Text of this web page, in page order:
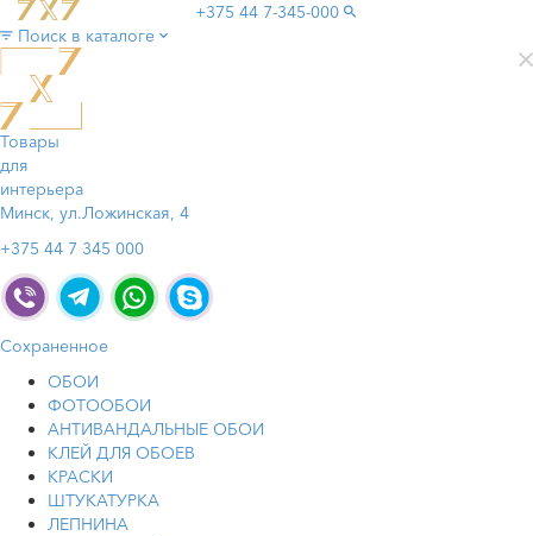
+375 44 7-345-000
Поиск в каталоге
Товары
для
интерьера
Минск, ул.Ложинская, 4
+375 44 7 345 000
Сохраненное
ОБОИ
ФОТООБОИ
АНТИВАНДАЛЬНЫЕ ОБОИ
КЛЕЙ ДЛЯ ОБОЕВ
КРАСКИ
ШТУКАТУРКА
ЛЕПНИНА